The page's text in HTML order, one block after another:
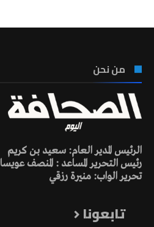
من نحن
الرئيس المدير العام: سعيد بن كريم
رئيس التحرير المساعد : المنصف
تحرير الواب: منيرة رزقي
تابعونا